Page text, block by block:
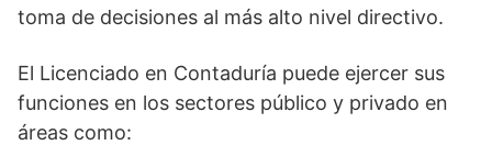
toma de decisiones al más alto nivel directivo.
El Licenciado en Contaduría puede ejercer sus
funciones en los sectores público y privado en
áreas como: